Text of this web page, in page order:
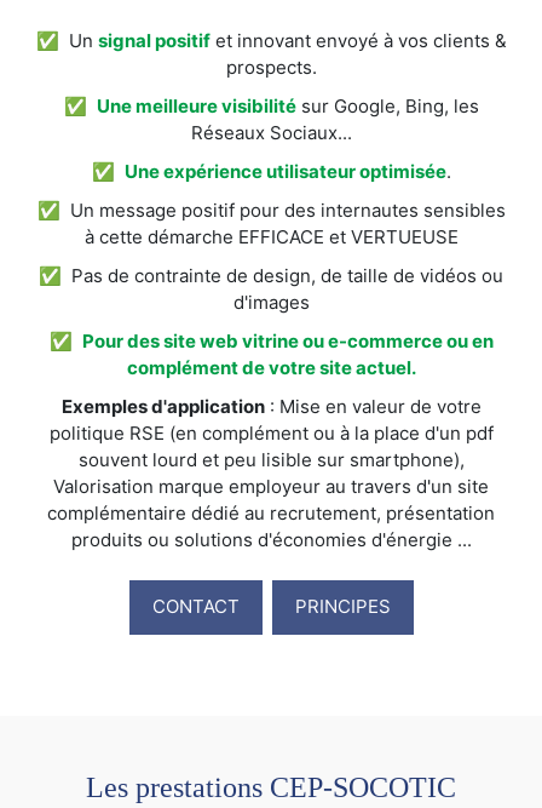
✅ Un signal positifet innovant envoyé à vos clients &
prospects.
✅ Une meilleure visibilitésur Google, Bing, les
Réseaux Sociaux...
✅ Une expérience utilisateur optimisée.
✅ Un message positif pour des internautes sensibles
à cette démarche EFFICACE et VERTUEUSE
✅ Pas de contrainte de design, de taille de vidéos ou
d'images
✅ Pour des site web vitrine ou e-commerce ou en
complément de votre site actuel.
Exemples d'application: Mise en valeur de votre
politique RSE (en complément ou à la place d'un pdf
souvent lourd et peu lisible sur smartphone),
Valorisation marque employeur au travers d'un site
complémentaire dédié au recrutement, présentation
produits ou solutions d'économies d'énergie ...
CONTACT PRINCIPES
Les prestations CEP-SOCOTIC